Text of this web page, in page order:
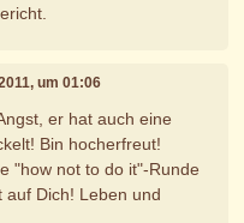
um 01:06
er hat auch eine
Bin hocherfreut!
"how not to do it"-Runde
auf Dich! Leben und